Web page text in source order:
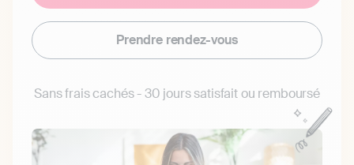
Prendre rendez-vous
Sans frais cachés - 30 jours satisfait ou remboursé